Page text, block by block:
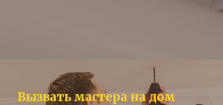
Вызвать мастера на дом